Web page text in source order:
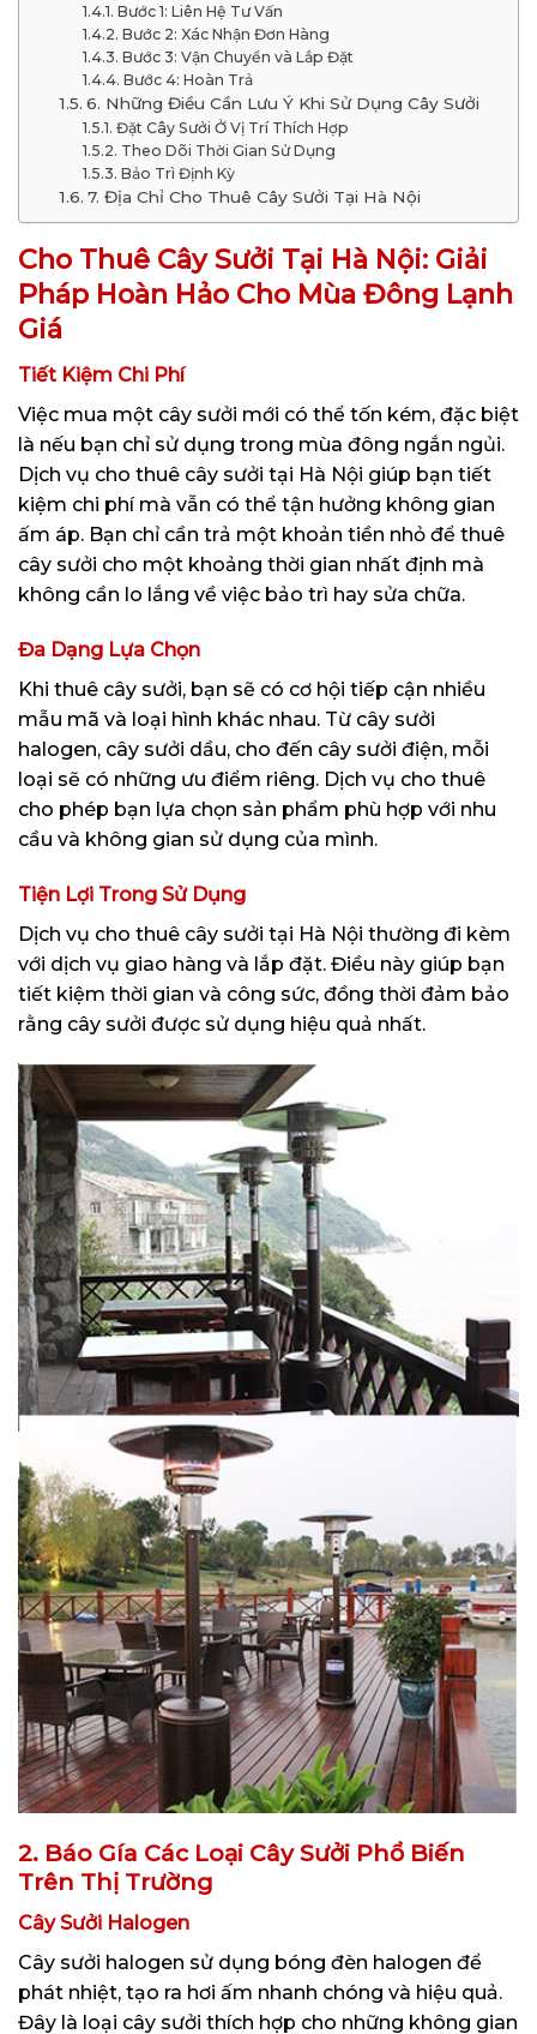
Bước 1: Liên Hệ Tư Vấn
Bước 2: Xác Nhận Đơn Hàng
Bước 3: Vận Chuyển và Lắp Đặt
Bước 4: Hoàn Trả
6. Những Điều Cần Lưu Ý Khi Sử Dụng Cây Sưởi
Đặt Cây Sưởi Ở Vị Trí Thích Hợp
Theo Dõi Thời Gian Sử Dụng
Bảo Trì Định Kỳ
7. Địa Chỉ Cho Thuê Cây Sưởi Tại Hà Nội
Cho Thuê Cây Sưởi Tại Hà Nội: Giải
Pháp Hoàn Hảo Cho Mùa Đông Lạnh
Giá
Tiết Kiệm Chi Phí
Việc mua một cây sưởi mới có thể tốn kém, đặc biệt
là nếu bạn chỉ sử dụng trong mùa đông ngắn ngủi.
Dịch vụ cho thuê cây sưởi tại Hà Nội giúp bạn tiết
kiệm chi phí mà vẫn có thể tận hưởng không gian
ấm áp. Bạn chỉ cần trả một khoản tiền nhỏ để thuê
cây sưởi cho một khoảng thời gian nhất định mà
không cần lo lắng về việc bảo trì hay sửa chữa.
Đa Dạng Lựa Chọn
Khi thuê cây sưởi, bạn sẽ có cơ hội tiếp cận nhiều
mẫu mã và loại hình khác nhau. Từ cây sưởi
halogen, cây sưởi dầu, cho đến cây sưởi điện, mỗi
loại sẽ có những ưu điểm riêng. Dịch vụ cho thuê
cho phép bạn lựa chọn sản phẩm phù hợp với nhu
cầu và không gian sử dụng của mình.
Tiện Lợi Trong Sử Dụng
Dịch vụ cho thuê cây sưởi tại Hà Nội thường đi kèm
với dịch vụ giao hàng và lắp đặt. Điều này giúp bạn
tiết kiệm thời gian và công sức, đồng thời đảm bảo
rằng cây sưởi được sử dụng hiệu quả nhất.
2. Báo Gía Các Loại Cây Sưởi Phổ Biến
Trên Thị Trường
Cây Sưởi Halogen
Cây sưởi halogen sử dụng bóng đèn halogen để
phát nhiệt, tạo ra hơi ấm nhanh chóng và hiệu quả.
Đây là loại cây sưởi thích hợp cho những không gian